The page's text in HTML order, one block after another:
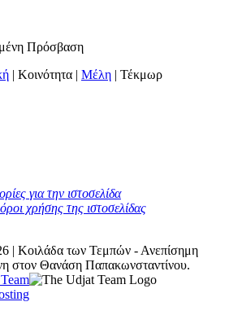
Πρόσβαση
| Κοινότητα | Μέλη | Τέκμωρ
για την ιστοσελίδα
χρήσης της ιστοσελίδας
| Κοιλάδα των Τεμπών - Ανεπίσημη
στον Θανάση Παπακωνσταντίνου.